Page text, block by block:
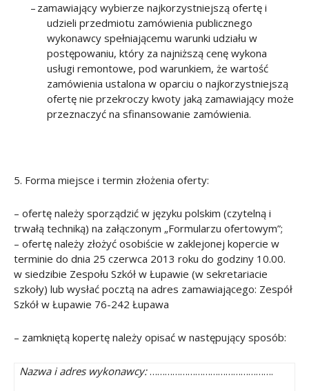
– zamawiający wybierze najkorzystniejszą ofertę i
udzieli przedmiotu zamówienia publicznego
wykonawcy spełniającemu warunki udziału w
postępowaniu, który za najniższą cenę wykona
usługi remontowe, pod warunkiem, że wartość
zamówienia ustalona w oparciu o najkorzystniejszą
ofertę nie przekroczy kwoty jaką zamawiający może
przeznaczyć na sfinansowanie zamówienia.
5. Forma miejsce i termin złożenia oferty:
– ofertę należy sporządzić w języku polskim (czytelną i
trwałą techniką) na załączonym „Formularzu ofertowym”;
– ofertę należy złożyć osobiście w zaklejonej kopercie w
terminie do dnia 25 czerwca 2013 roku do godziny 10.00.
w siedzibie Zespołu Szkół w Łupawie (w sekretariacie
szkoły) lub wysłać pocztą na adres zamawiającego: Zespół
Szkół w Łupawie 76-242 Łupawa
– zamkniętą kopertę należy opisać w następujący sposób:
Nazwa i adres wykonawcy:………………………………………….